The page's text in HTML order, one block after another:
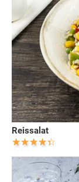
Reissalat